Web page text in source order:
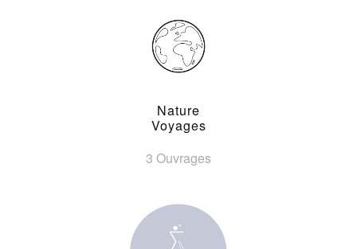
Nature
Voyages
3 Ouvrages